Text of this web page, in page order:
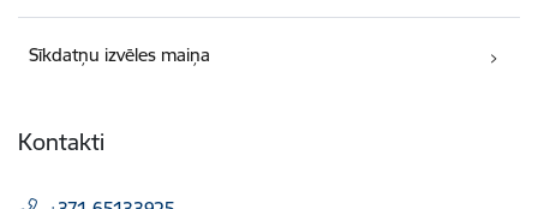
Sīkdatņu izvēles maiņa
Kontakti